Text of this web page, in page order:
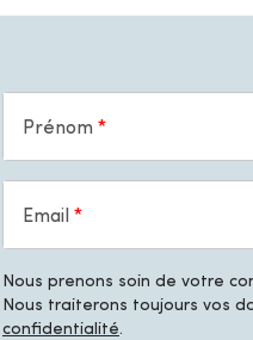
Prénom
Email
Nous prenons soin de votre
Nous traiterons toujours vos
confidentialité.